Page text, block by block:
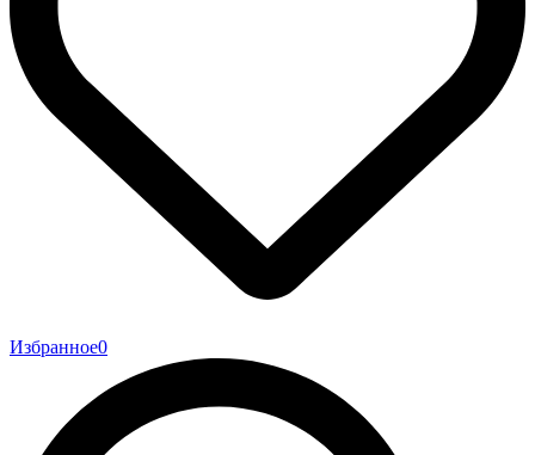
Избранное0